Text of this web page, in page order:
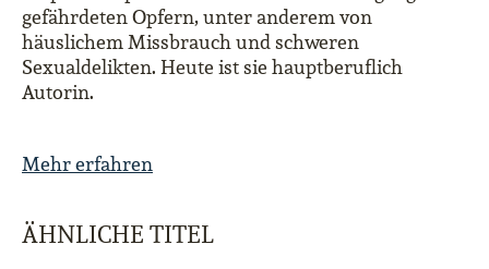
gefährdeten Opfern, unter anderem von
häuslichem Missbrauch und schweren
Sexualdelikten. Heute ist sie hauptberuflich
Autorin.
Mehr erfahren
ÄHNLICHE TITEL